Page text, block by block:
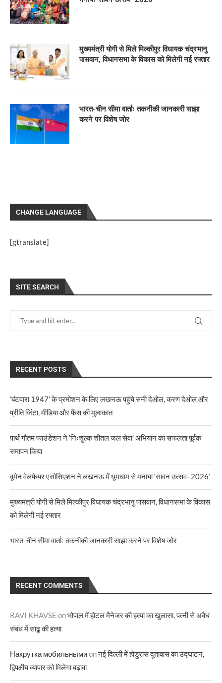
CHANGE LANGUAGE
[gtranslate]
SITE SEARCH
RECENT POSTS
‘बंटवारा 1947’ के प्रमोशन के लिए लखनऊ पहुंचे सनी देओल, करण देओल और
प्रीति जिंटा, मीडिया और फैंस की मुलाकात
पार्थ गौतम फाउंडेशन ने ‘निःशुल्क शीतल जल सेवा’ अभियान का सफलता पूर्वक
समापन किया
वूमेन वेलफेयर एसोसिएशन ने लखनऊ में धूमधाम से मनाया ‘सावन उत्सव–2026’
मुख्यमंत्री योगी से मिले मिल्कीपुर विधायक चंद्रभानु पासवान, विधानसभा के विकास
को मिलेगी नई रफ्तार
भारत-चीन सीमा वार्ताः तकनीकी जानकारी साझा करने पर विशेष जोर
RECENT COMMENTS
RAVI KHAVSE onभोपाल में होटल मैनेजर की हत्या का खुलासा, पत्नी से अवैध
संबंध में साढू की हत्या
Накрутка мобильнымиonनई दिल्ली में होंडुरास दूतावास का उद्घाटन,
द्विपक्षीय व्यापार को मिलेगा बढ़ावा
मुख्यमंत्री योगी से मिले मिल्कीपुर विधायक चंद्रभानु
पासवान, विधानसभा के विकास को मिलेगी नई रफ्तार
भारत-चीन सीमा वार्ताः तकनीकी जानकारी साझा
करने पर विशेष जोर